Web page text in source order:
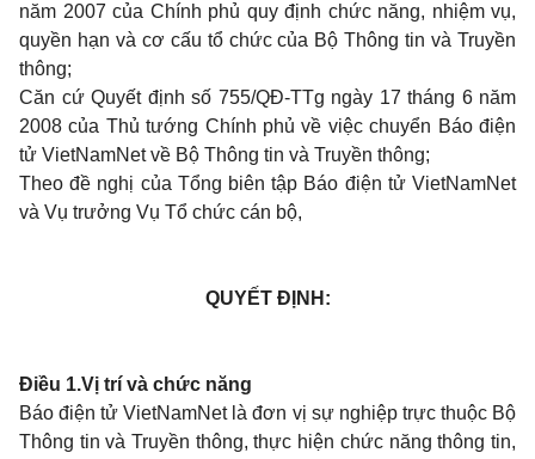
năm 2007 của Chính phủ quy định chức năng, nhiệm vụ,
quyền hạn và cơ cấu tổ chức của Bộ Thông tin và Truyền
thông;
Căn cứ Quyết định số 755/QĐ-TTg ngày 17 tháng 6 năm
2008 của Thủ tướng Chính phủ về việc chuyển Báo điện
tử VietNamNet về Bộ Thông tin và Truyền thông;
Theo đề nghị của Tổng biên tập Báo điện tử VietNamNet
và Vụ trưởng Vụ Tổ chức cán bộ,
QUYẾT ĐỊNH:
Điều 1.Vị trí và chức năng
Báo điện tử VietNamNet là đơn vị sự nghiệp trực thuộc Bộ
Thông tin và Truyền thông, thực hiện chức năng thông tin,